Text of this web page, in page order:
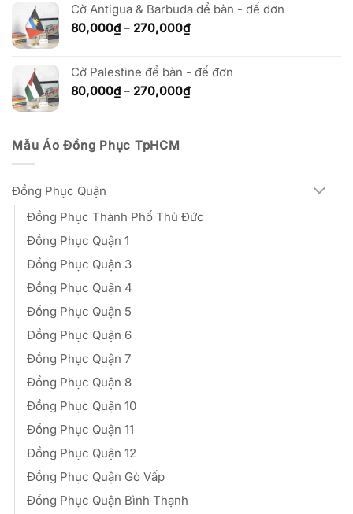
80,000₫
đến
270,000₫
Cờ Antigua & Barbuda để bàn - đế đơn
80,000₫ – 270,000₫Khoảng
80,000₫
đến
270,000₫
Cờ Palestine để bàn - đế đơn
80,000₫ – 270,000₫Khoảng
Mẫu Áo Đồng Phục TpHCM
Đồng Phục Quận
Đồng Phục Thành Phố Thủ Đức
Đồng Phục Quận 1
Đồng Phục Quận 3
Đồng Phục Quận 4
Đồng Phục Quận 5
Đồng Phục Quận 6
Đồng Phục Quận 7
Đồng Phục Quận 8
Đồng Phục Quận 10
Đồng Phục Quận 11
Đồng Phục Quận 12
Đồng Phục Quận Gò Vấp
Đồng Phục Quận Bình Thạnh